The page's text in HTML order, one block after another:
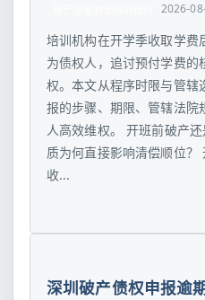
2026-
培训机构在开学季收取学费
为债权人，追讨预付学费
权。本文从程序时限与管辖
报的步骤、期限、管辖法院
人高效维权。 开班前破产
质为何直接影响清偿顺位？
收...
深圳破产债权申报逾